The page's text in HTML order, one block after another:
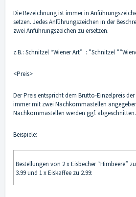
Die Bezeichnung ist immer in
setzen. Jedes Anführungszeichen in der
zwei Anführungszeichen zu ersetzen.
z.B.: Schnitzel “Wiener Art” : ”Schnitzel
<Preis>
Der Preis entspricht dem Brutto-Einzelpreis der
immer mit zwei Nachkommastellen
Nachkommastellen werden ggf. abgeschnitten.
Beispiele:
Bestellungen von 2 x Eisbecher “Himbeere”
3.99 und 1 x Eiskaffee zu 2.99: